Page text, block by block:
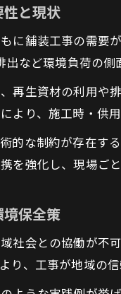
福岡
地域
と現状
に舗装工事の需要
出など環境負荷の
再生資材の利用や
より、施工時・供
的な制約が存在す
を強化し、現場ご
保全策
社会との協働が不
り、工事が地域の